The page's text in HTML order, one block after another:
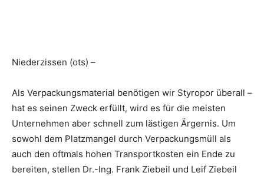
Niederzissen (ots) –
Als Verpackungsmaterial benötigen wir Styropor überall –
hat es seinen Zweck erfüllt, wird es für die meisten
Unternehmen aber schnell zum lästigen Ärgernis. Um
sowohl dem Platzmangel durch Verpackungsmüll als
auch den oftmals hohen Transportkosten ein Ende zu
bereiten, stellen Dr.-Ing. Frank Ziebeil und Leif Ziebeil